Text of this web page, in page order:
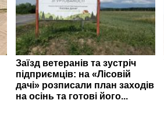
Заїзд ветеранів та зустріч
підприємців: на «Лісовій
дачі» розписали план заходів
на осінь та готові його...